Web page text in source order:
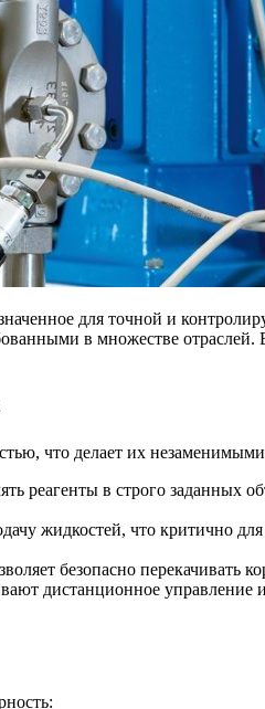
для точной и
в множестве
что делает их
реагенты в строго
жидкостей, что критично
безопасно перекачивать
дистанционное управление